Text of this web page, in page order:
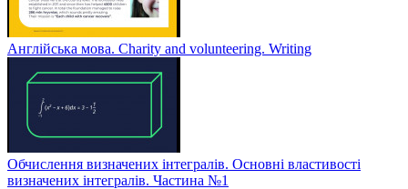
Англійська мова. Charity and volunteering. Writing
Обчислення визначених інтегралів. Основні властивості
визначених інтегралів. Частина №1